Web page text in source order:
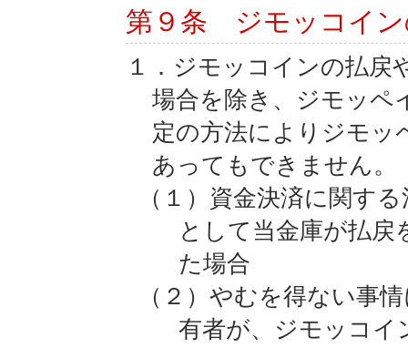
第９条 ジモッコイン
１．ジモッコインの払戻
場合を除き、ジモッペ
定の方法によりジモッ
あってもできません。
（１）資金決済に関す
として当金庫が払戻
た場合
（２）やむを得ない事
有者が、ジモッコイ